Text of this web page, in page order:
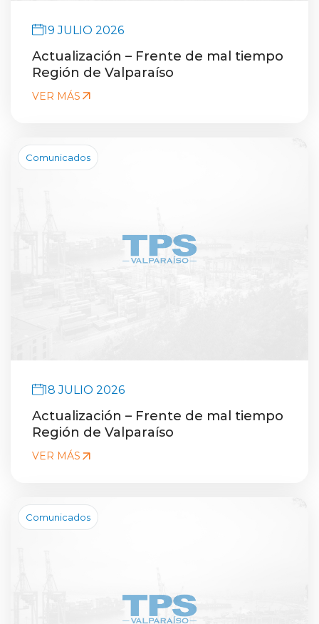
19 JULIO 2026
Actualización – Frente de mal tiempo
Región de Valparaíso
VER MÁS
Comunicados
18 JULIO 2026
Actualización – Frente de mal tiempo
Región de Valparaíso
VER MÁS
Comunicados